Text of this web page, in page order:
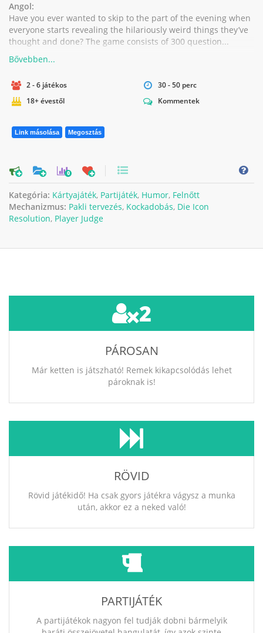
Angol:
Have you ever wanted to skip to the part of the evening when
everyone starts revealing the hilariously weird things they’ve
thought and done? The game consists of 300 question...
2 - 6 játékos
30 - 50 perc
18+ évestől
Kommentek
Link másolása Megosztás
0
Kategória: Kártyajáték, Partijáték, Humor, Felnőtt
Mechanizmus: Pakli tervezés, Kockadobás, Die Icon
Resolution, Player Judge
2
PÁROSAN
Már ketten is játszható! Remek kikapcsolódás lehet
pároknak is!
RÖVID
Rövid játékidő! Ha csak gyors játékra vágysz a munka
után, akkor ez a neked való!
PARTIJÁTÉK
A partijátékok nagyon fel tudják dobni bármelyik